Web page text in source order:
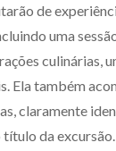
de
uma
culinárias,
Ela também
claramente
título da excursão.